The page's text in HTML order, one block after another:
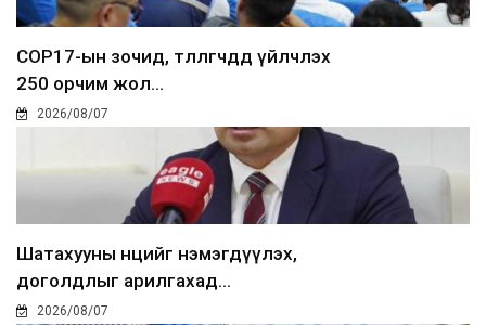
COP17-ын зочид, төлөөлөгчдөд үйлчлэх
250 орчим жол...
2026/08/07
Шатахууны нөөцийг нэмэгдүүлэх,
доголдлыг арилгахад...
2026/08/07